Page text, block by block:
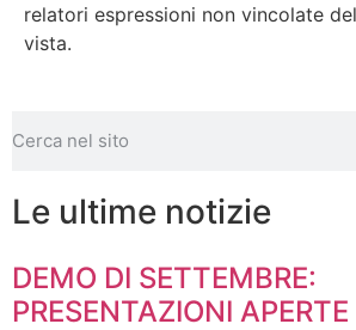
relatori espressioni non vincolate
vista.
Le ultime notizie
DEMO DI SETTEMBRE:
PRESENTAZIONI